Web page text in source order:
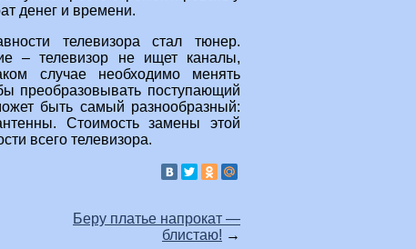
денег и времени.
телевизора стал тюнер.
– телевизор не ищет каналы,
случае необходимо менять
преобразовывать поступающий
быть самый разнообразный:
Стоимость замены этой
всего телевизора.
Беру платье напрокат —
блистаю! →